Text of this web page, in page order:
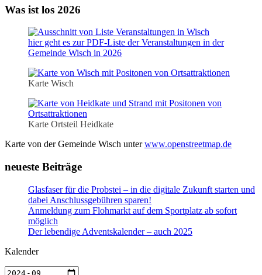
Was ist los 2026
hier geht es zur PDF-Liste der Veranstaltungen in der
Gemeinde Wisch in 2026
Karte Wisch
Karte Ortsteil Heidkate
Karte von der Gemeinde Wisch unterwww.openstreetmap.de
neueste Beiträge
Glasfaser für die Probstei – in die digitale Zukunft starten und
dabei Anschlussgebühren sparen!
Anmeldung zum Flohmarkt auf dem Sportplatz ab sofort
möglich
Der lebendige Adventskalender – auch 2025
Kalender